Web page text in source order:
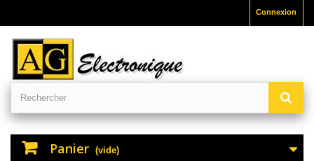
Connexion
Panier (vide)